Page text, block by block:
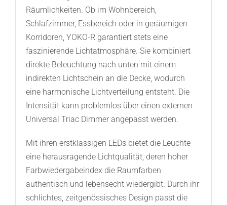
Räumlichkeiten. Ob im Wohnbereich,
Schlafzimmer, Essbereich oder in geräumigen
Korridoren, YOKO-R garantiert stets eine
faszinierende Lichtatmosphäre. Sie kombiniert
direkte Beleuchtung nach unten mit einem
indirekten Lichtschein an die Decke, wodurch
eine harmonische Lichtverteilung entsteht. Die
Intensität kann problemlos über einen externen
Universal Triac Dimmer angepasst werden.
Mit ihren erstklassigen LEDs bietet die Leuchte
eine herausragende Lichtqualität, deren hoher
Farbwiedergabeindex die Raumfarben
authentisch und lebensecht wiedergibt. Durch ihr
schlichtes, zeitgenössisches Design passt die